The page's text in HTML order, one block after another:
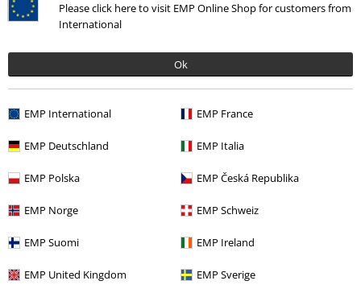
Please click here to visit EMP Online Shop for customers from
International
Ok
EMP International EMP France
EMP Deutschland EMP Italia
EMP Polska EMP Česká Republika
EMP Norge EMP Schweiz
EMP Suomi EMP Ireland
EMP United Kingdom EMP Sverige
More categories. More options.
Klädmärken Kläder Jackor
Teman Basplagg Basics Killar
Teman Basplagg Kläder
Teman Vardagskläder Streetwear Killar
15% rabatt när du registrerar dig för vårt